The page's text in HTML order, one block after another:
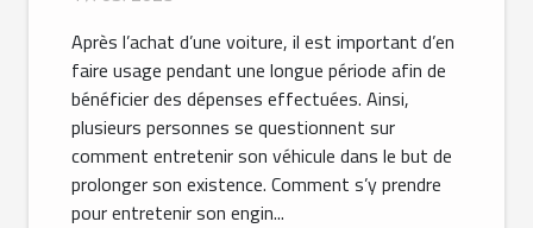
de vie ?
Après l’achat d’une voiture, il est important d’en
faire usage pendant une longue période afin de
bénéficier des dépenses effectuées. Ainsi,
plusieurs personnes se questionnent sur
comment entretenir son véhicule dans le but de
prolonger son existence. Comment s’y prendre
pour entretenir son engin...